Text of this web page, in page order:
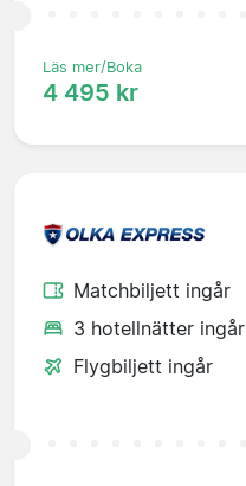
Läs mer/Boka
4 495 kr
Matchbiljett ingår
3 hotellnätter ingår
Flygbiljett ingår